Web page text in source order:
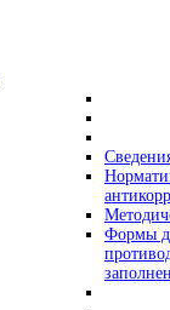
Формы